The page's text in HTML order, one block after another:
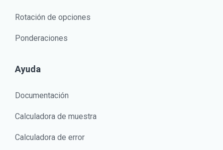
Rotación de opciones
Ponderaciones
Ayuda
Documentación
Calculadora de muestra
Calculadora de error